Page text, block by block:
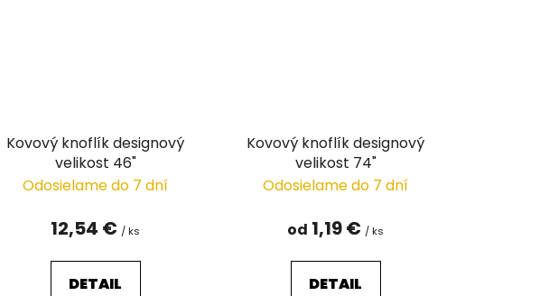
Kovový knoflík designový
velikost 46"
Odosielame do 7 dní
12,54 € / ks
DETAIL
Kovový knoflík designový
velikost 74"
Odosielame do 7 dní
od 1,19 € / ks
DETAIL